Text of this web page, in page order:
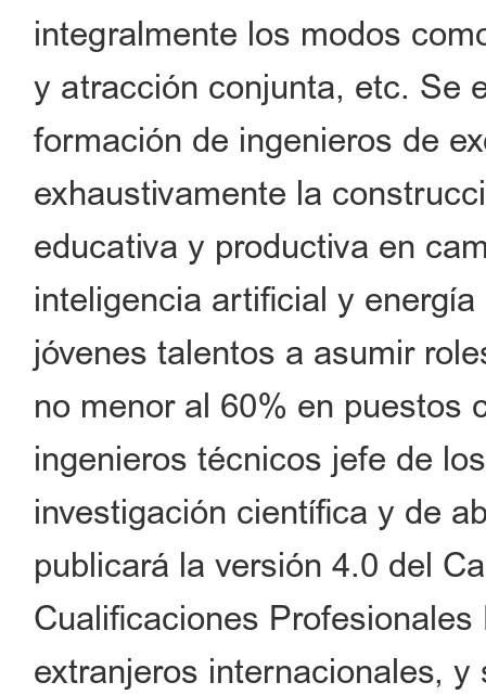
integralmente los modos
y atracción conjunta, etc. Se
formación de ingenieros de
exhaustivamente la
educativa y productiva en
inteligencia artificial y
jóvenes talentos a asumir
no menor al 60% en puestos
ingenieros técnicos jefe de
investigación científica y de
publicará la versión 4.0 del
Cualificaciones
extranjeros internacionales,